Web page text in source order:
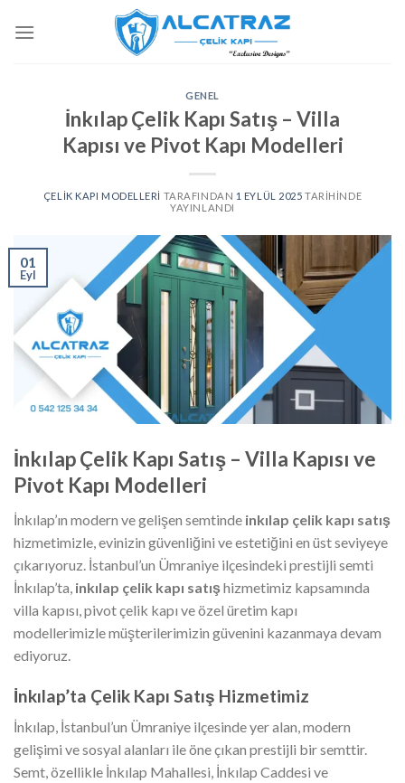
atla
GENEL
İnkılap Çelik Kapı Satış – Villa
Kapısı ve Pivot Kapı Modelleri
ÇELIK KAPI MODELLERI TARAFINDAN 1 EYLÜL 2025 TARIHINDE
YAYINLANDI
01
Eyl
İnkılap Çelik Kapı Satış – Villa Kapısı ve
Pivot Kapı Modelleri
İnkılap’ın modern ve gelişen semtinde inkılap çelik kapı satış
hizmetimizle, evinizin güvenliğini ve estetiğini en üst seviyeye
çıkarıyoruz. İstanbul’un Ümraniye ilçesindeki prestijli semti
İnkılap’ta, inkılap çelik kapı satışhizmetimiz kapsamında
villa kapısı, pivot çelik kapı ve özel üretim kapı
modellerimizle müşterilerimizin güvenini kazanmaya devam
ediyoruz.
İnkılap’ta Çelik Kapı Satış Hizmetimiz
İnkılap, İstanbul’un Ümraniye ilçesinde yer alan, modern
gelişimi ve sosyal alanları ile öne çıkan prestijli bir semttir.
Semt, özellikle İnkılap Mahallesi, İnkılap Caddesi ve